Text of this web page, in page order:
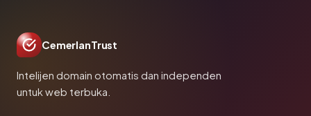
CemerlanTrust
Intelijen domain otomatis dan independen
untuk web terbuka.